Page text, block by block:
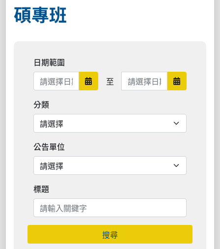
碩專班
日期範圍
日期範圍開始
至 日期範圍結束 日期範圍
分類
公告單位
標題
搜尋